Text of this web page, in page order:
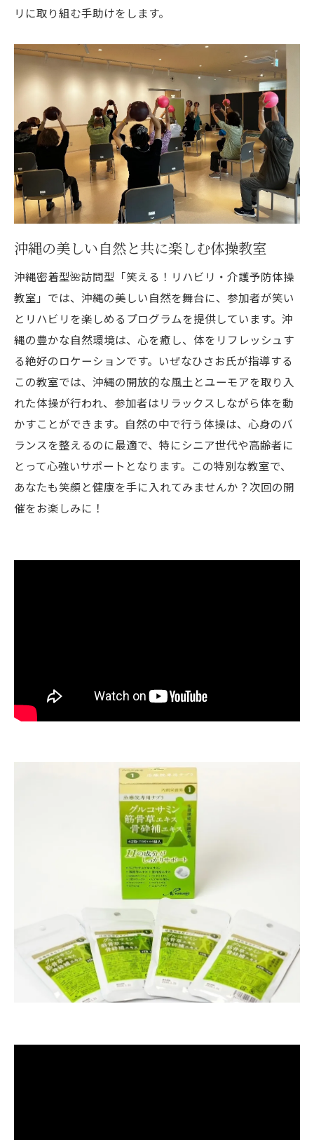
リに取り組む手助けをします。
沖縄の美しい自然と共に楽しむ体操教室
沖縄密着型🌺訪問型「笑える！リハビリ・介護予防体操
教室」では、沖縄の美しい自然を舞台に、参加者が笑い
とリハビリを楽しめるプログラムを提供しています。沖
縄の豊かな自然環境は、心を癒し、体をリフレッシュす
る絶好のロケーションです。いぜなひさお氏が指導する
この教室では、沖縄の開放的な風土とユーモアを取り入
れた体操が行われ、参加者はリラックスしながら体を動
かすことができます。自然の中で行う体操は、心身のバ
ランスを整えるのに最適で、特にシニア世代や高齢者に
とって心強いサポートとなります。この特別な教室で、
あなたも笑顔と健康を手に入れてみませんか？次回の開
催をお楽しみに！